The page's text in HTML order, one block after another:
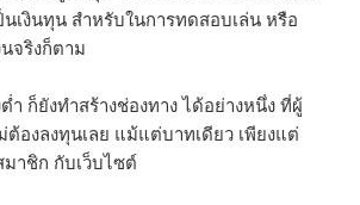
นเงินทุน สำหรับในการทดสอบเล่น หรือ
จริงก็ตาม
ต่ำ ก็ยังทำสร้างช่องทาง ได้อย่างหนึ่ง ที่ผู้
องลงทุนเลย แม้แต่บาทเดียว เพียงแต่
มาชิก กับเว็บไซต์